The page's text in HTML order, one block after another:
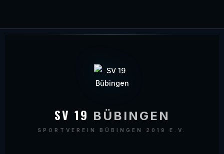
SV 19 BÜBINGEN
SPORTVEREIN BÜBINGEN 2019 E.V.